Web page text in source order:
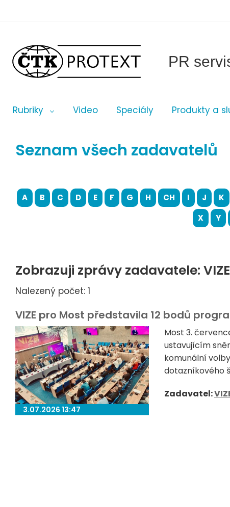
PR
Rubriky Video Speciály Produkty a
Seznam všech zadavatelů
A B C D E F G H CH I J K
X
Y
Zobrazuji zprávy zadavatele:
Nalezený počet: 1
VIZE pro Most představila 12 bodů
3.07.2026 13:47
Most 3.
ustavujícím
komunální
dotazníkového
Zadavatel: